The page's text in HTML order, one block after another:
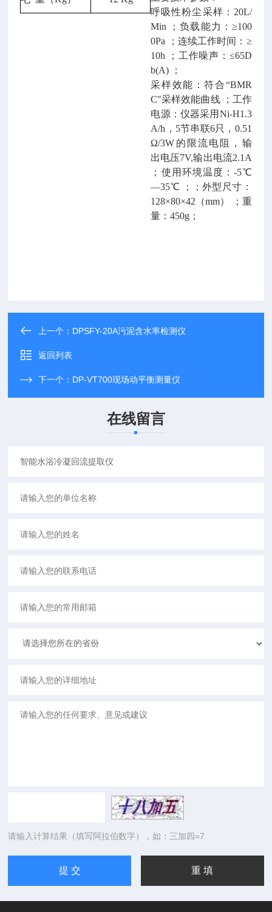
呼吸性粉尘采样： 20L/
Min ；负载能力：≥100
0Pa ；连续工作时间：≥
10h ；工作噪声：≤65D
b(A) ；
采样效能：符合“BMR
C"采样效能曲线 ；工作
电源：仪器采用Ni-H1.3
A/h，5节串联6只，0.51
Ω/3W的限流电阻，输
出电压7V,输出电流2.1A
；使用环境温度：-5℃
—35℃ ；；外型尺寸：
128×80×42（mm） ；重
量：450g；
上一个： DPSFY-20A污泥含水率检测仪
返回列表
下一个： DP-VT700现场动平衡测量仪
在线留言
请输入计算结果（填写阿拉伯数字），如：三加四=7